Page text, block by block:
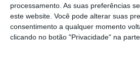
processamento. As suas preferências
este website. Você pode alterar suas
consentimento a qualquer momento
clicando no botão "Privacidade" na
Pela tarde haverá uma
lume de lenha e pão